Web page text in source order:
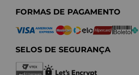
FORMAS DE PAGAMENTO
SELOS DE SEGURANÇA